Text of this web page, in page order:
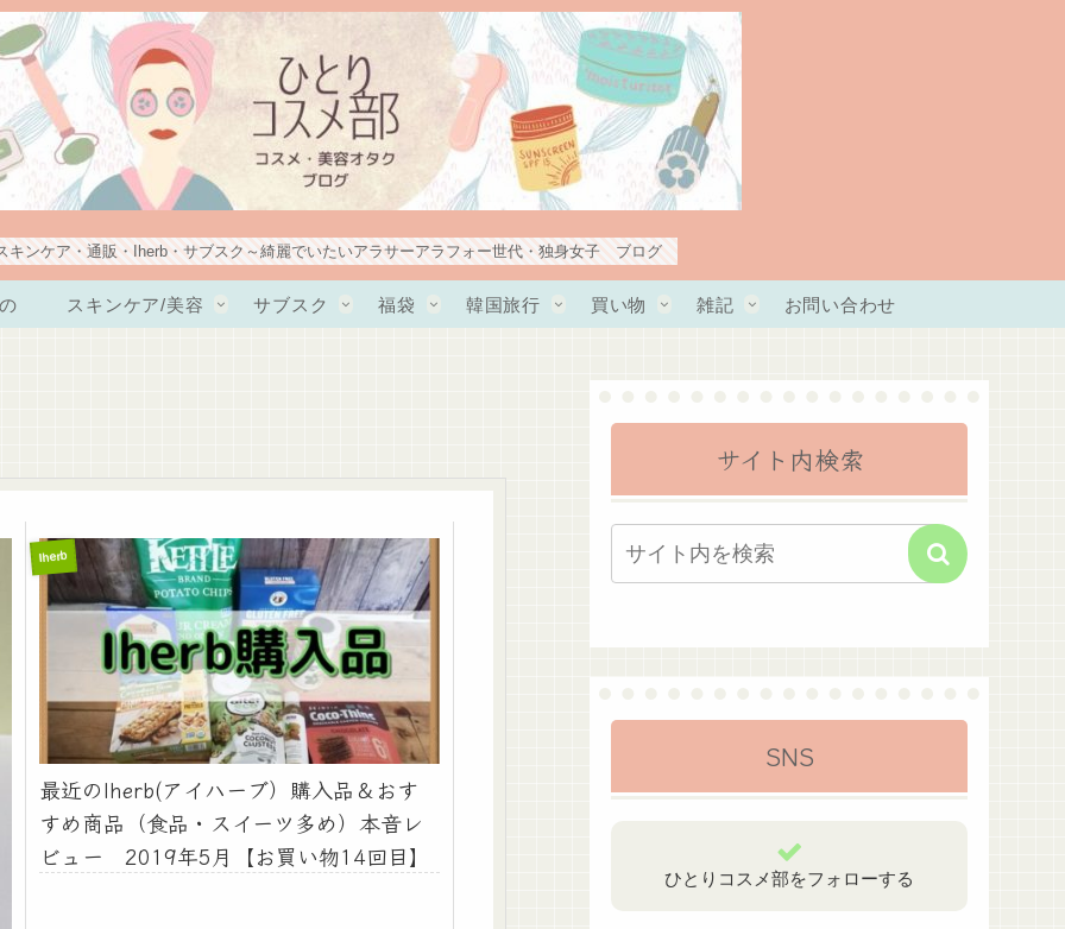
キンケア・通販・Iherb・サブスク～綺麗でいたいアラサーアラフォー世代・独身女子 ブログ
スキンケア/美容 サブスク 福袋 韓国旅行 買い物 雑記 お問い合わせ
Iherb
最近のIherb(アイハーブ）購入品＆おす
すめ商品（食品・スイーツ多め）本音レ
ビュー 2019年5月【お買い物14回目】
サイト内検索
SNS
ひとりコスメ部をフォローする